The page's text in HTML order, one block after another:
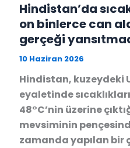
Hindistan’da
on binlerce can
gerçeği
10 Haziran 2026
Hindistan, kuzeydeki
eyaletinde
48°C’nin üzerine
mevsiminin
zamanda yapılan bir